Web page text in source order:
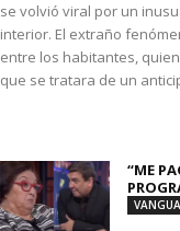
se volvió viral por un
interior. El extraño
entre los habitantes,
que se tratara de un
“ME